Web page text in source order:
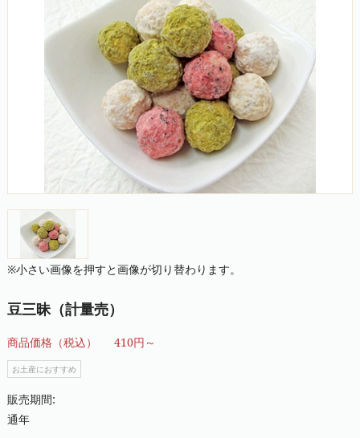
※小さい画像を押すと画像が切り替わります。
豆三昧（計量売）
商品価格（税込） 410円～
お土産におすすめ
販売期間:
通年